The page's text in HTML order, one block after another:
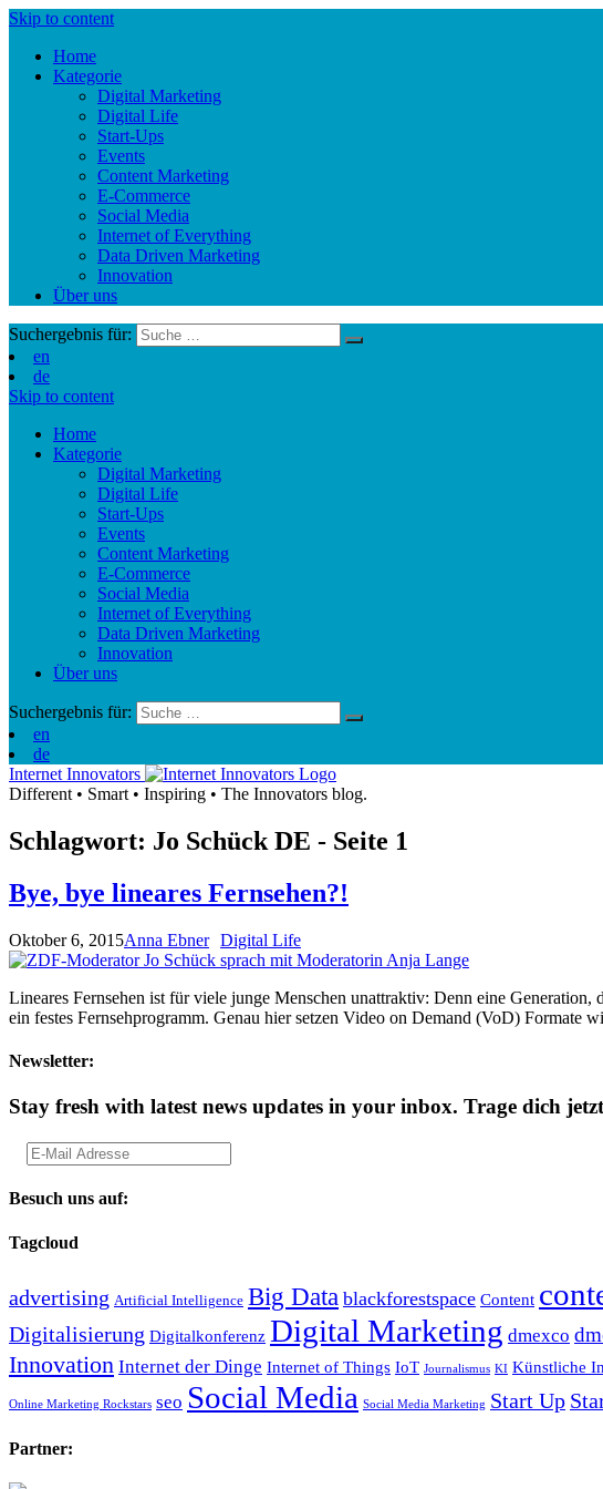
Skip to content
Home
Kategorie
Digital Marketing
Digital Life
Start-Ups
Events
Content Marketing
E-Commerce
Social Media
Internet of Everything
Data Driven Marketing
Innovation
Über uns
Suchergebnis für:
en
de
Skip to content
Home
Kategorie
Digital Marketing
Digital Life
Start-Ups
Events
Content Marketing
E-Commerce
Social Media
Internet of Everything
Data Driven Marketing
Innovation
Über uns
Suchergebnis für:
en
de
Internet Innovators
Different • Smart • Inspiring • The Innovators blog.
Schlagwort: Jo Schück DE - Seite 1
Bye, bye lineares Fernsehen?!
Oktober 6, 2015Anna Ebner Digital Life
Lineares Fernsehen ist für viele junge Menschen unattraktiv: Denn eine
ein festes Fernsehprogramm. Genau hier setzen Video on Demand (VoD)
Newsletter:
Stay fresh with latest news updates in your inbox. Trage dich
Besuch uns auf:
Tagcloud
advertising Artificial Intelligence Big Data blackforestspace Content
Digitalisierung Digitalkonferenz Digital Marketing dmexco
Innovation Internet der Dinge Internet of Things IoT Journalismus KI Künstliche
Online Marketing Rockstars seo Social Media Social Media Marketing Start Up
Partner: